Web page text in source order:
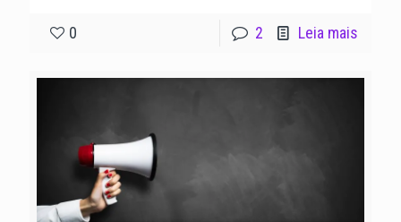
0 2 Leia mais